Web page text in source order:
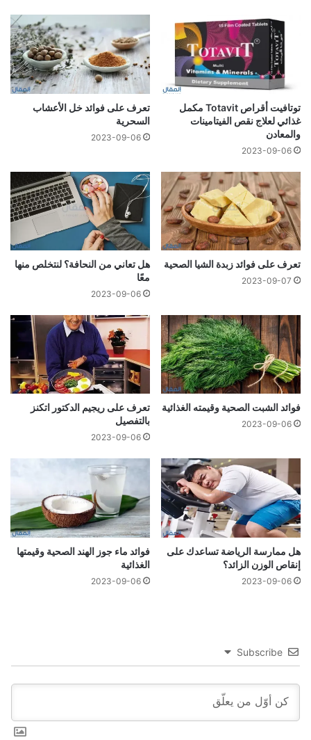
توتافيت أقراص Totavit مكمل
غذائي لعلاج نقص الفيتامينات
والمعادن
2023-09-06
تعرف على فوائد خل الأعشاب
السحرية
2023-09-06
تعرف على فوائد زبدة الشيا الصحية
2023-09-07
هل تعاني من النحافة؟ لنتخلص منها
معًا
2023-09-06
فوائد الشبت الصحية وقيمته الغذائية
2023-09-06
تعرف على ريجيم الدكتور اتكنز
بالتفصيل
2023-09-06
هل ممارسة الرياضة تساعدك على
إنقاص الوزن الزائد؟
2023-09-06
فوائد ماء جوز الهند الصحية وقيمتها
الغذائية
2023-09-06
Subscribe